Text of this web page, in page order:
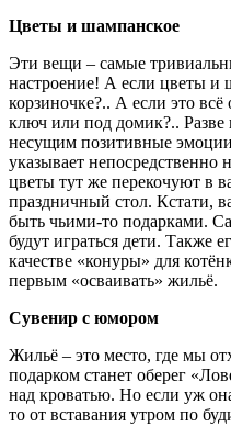
Цветы и шампанское
Эти вещи – самые
настроение! А если цветы и
корзиночке?.. А если это
ключ или под домик?.. Разве
несущим позитивные
указывает непосредственно
цветы тут же перекочуют в
праздничный стол. Кстати,
быть чьими-то подарками.
будут играться дети. Также
качестве «конуры» для
первым «осваивать» жильё.
Сувенир с юмором
Жильё – это место, где мы
подарком станет оберег
над кроватью. Но если уж
то от вставания утром по